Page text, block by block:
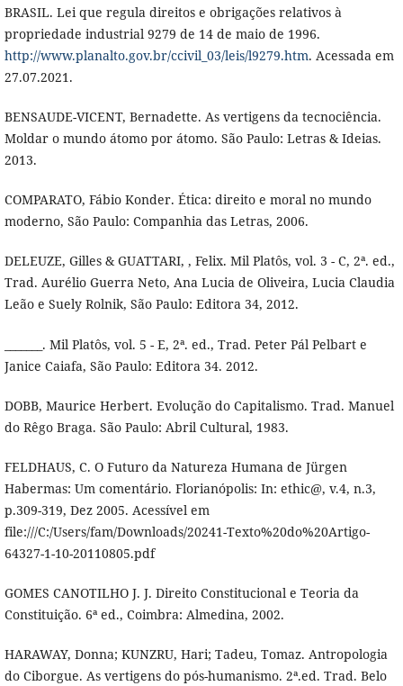
BRASIL. Lei que regula direitos e obrigações relativos à
propriedade industrial 9279 de 14 de maio de 1996.
http://www.planalto.gov.br/ccivil_03/leis/l9279.htm. Acessada em
27.07.2021.
BENSAUDE-VICENT, Bernadette. As vertigens da tecnociência.
Moldar o mundo átomo por átomo. São Paulo: Letras & Ideias.
2013.
COMPARATO, Fábio Konder. Ética: direito e moral no mundo
moderno, São Paulo: Companhia das Letras, 2006.
DELEUZE, Gilles & GUATTARI, , Felix. Mil Platôs, vol. 3 - C, 2ª. ed.,
Trad. Aurélio Guerra Neto, Ana Lucia de Oliveira, Lucia Claudia
Leão e Suely Rolnik, São Paulo: Editora 34, 2012.
_______. Mil Platôs, vol. 5 - E, 2ª. ed., Trad. Peter Pál Pelbart e
Janice Caiafa, São Paulo: Editora 34. 2012.
DOBB, Maurice Herbert. Evolução do Capitalismo. Trad. Manuel
do Rêgo Braga. São Paulo: Abril Cultural, 1983.
FELDHAUS, C. O Futuro da Natureza Humana de Jürgen
Habermas: Um comentário. Florianópolis: In: ethic@, v.4, n.3,
p.309-319, Dez 2005. Acessível em
file:///C:/Users/fam/Downloads/20241-Texto%20do%20Artigo-
64327-1-10-20110805.pdf
GOMES CANOTILHO J. J. Direito Constitucional e Teoria da
Constituição. 6ª ed., Coimbra: Almedina, 2002.
HARAWAY, Donna; KUNZRU, Hari; Tadeu, Tomaz. Antropologia
do Ciborgue. As vertigens do pós-humanismo. 2ª.ed. Trad. Belo